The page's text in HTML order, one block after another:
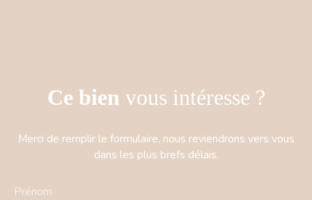
Ce bien vous intéresse ?
Merci de remplir le formulaire, nous reviendrons vers vous
dans les plus brefs délais.
Prénom